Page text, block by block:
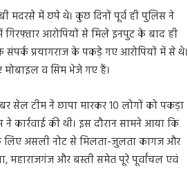
मदरसे में छपे थे। कुछ दिनों पूर्व ही पुलिस ने
आरोपियों से मिले इनपुट के बाद ही
प्रयागराज के पकड़े गए आरोपियों में से थे।
व सिम भेजे गए हैं।
सेल टीम ने छापा मारकर 10 लोगों को पकड़ा
कार्रवाई की थी। इस दौरान सामने आया कि
लिए असली नोट से मिलता-जुलता कागज और
महाराजगंज और बस्ती समेत पूरे पूर्वांचल एवं